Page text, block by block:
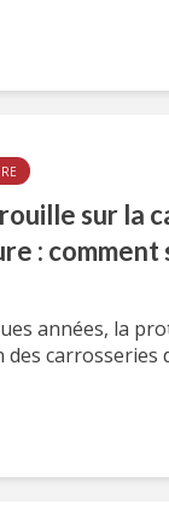
sur la
: comment
années, la
carrosseries